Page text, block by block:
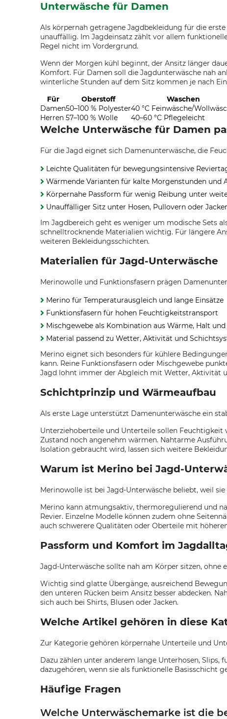
Unterwäsche für Damen
Als körpernah getragene Jagdbekleidung für die
unauffällig. Im Jagdeinsatz zählt vor allem
Regel nicht im Vordergrund.
Wenn der Morgen kühl beginnt, der Ansitz länger
Komfort. Für Damen soll die Jagdunterwäsche nah
winterliche Stunden auf dem Sitz kommen je nach
Für
Oberstoff Waschen
Damen50–100 % Polyester40 °C Feinwäsche/
Herren 57–100 % Wolle 40–60 °C Pflegeleicht
Welche Unterwäsche für Damen
Für die Jagd eignet sich Damenunterwäsche, die
Leichte Qualitäten für bewegungsintensive
Wärmende Varianten für kalte Morgenstunden und
Körpernahe Passform für wenig Reibung unter
Unauffälliger Sitz unter Hosen, Pullovern oder
Im Jagdbereich geht es weniger um modische Sets
schnelltrocknende Materialien wichtig. Für längere
weiteren Bekleidungsschichten.
Materialien für Jagd-Unterwäsche
Merinowolle und Funktionsfasern prägen
Merino für Temperaturausgleich und lange Einsätze
Funktionsfasern für hohen Feuchtigkeitstransport
Mischgewebe als Kombination aus Wärme, Halt
Material passend zu Wetter, Aktivität und
Merino eignet sich besonders für kühlere
kann. Reine Funktionsfasern oder Mischgewebe
Jagd lohnt immer der Abgleich mit Wetter, Aktivität
Schichtprinzip und Wärmeaufbau
Als erste Lage unterstützt Damenunterwäsche ein
Unterziehoberteile und Unterteile sollen
Zustand noch angenehm wärmen. Nahtarme
Isolation gebraucht wird, lassen sich weitere
Warum ist Merino bei Jagd-
Merinowolle ist bei Jagd-Unterwäsche beliebt, weil
Merino kann atmungsaktiv, thermoregulierend und
Revier. Einzelne Modelle können zudem ohne
auch schwerere Qualitäten oder Oberteile mit
Passform und Komfort im
Jagd-Unterwäsche sollte nah am Körper sitzen,
Wichtig sind glatte Übergänge, ausreichend
den unteren Rücken beim Ansitz besser abdecken.
sich auch bei Shirts, Blusen oder Jacken.
Welche Artikel gehören in diese
Zur Kategorie gehören körpernahe Unterteile und
Dazu zählen unter anderem lange Unterhosen,
dazugehören, wenn sie als funktionelle Basisschicht
Häufige Fragen
Welche Unterwäschemarke ist die